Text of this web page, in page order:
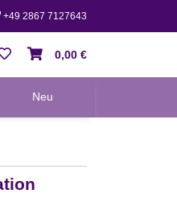
+49 2867 7127643
0,00 €
Neu